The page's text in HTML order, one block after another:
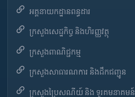
អគ្គនាយកដ្ឋានពន្ធដារ
ក្រសួងសេដ្ឋកិច្ច និងហិរញ្ញវត្ថុ
ក្រសួងពាណិជ្ជកម្ម
ក្រសួងសាធារណការ និងដឹកជញ្ជូន
ក្រសួងប្រៃសណីយ៍ និង ទូរគមនាគមន៍